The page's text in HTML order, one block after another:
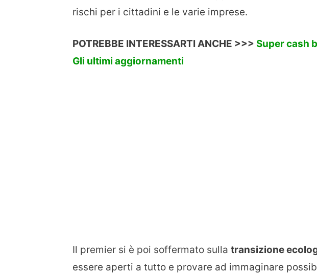
rischi per i cittadini e le varie imprese.
POTREBBE INTERESSARTI ANCHE >>> Super cash
Gli ultimi aggiornamenti
Il premier si è poi soffermato sulla transizione
essere aperti a tutto e provare ad immaginare